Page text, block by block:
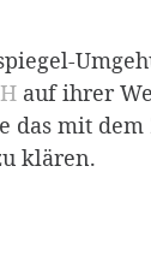
auf ihrer
das mit dem
klären.